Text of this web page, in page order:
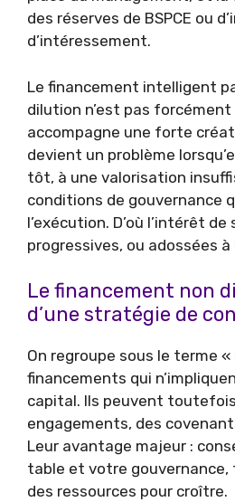
des réserves de BSPCE ou
d’intéressement.
Le financement intelligent
dilution n’est pas forcément
accompagne une forte
devient un problème
tôt, à une valorisation
conditions de gouvernance
l’exécution. D’où l’intérêt
progressives, ou adossées
Le financement non
d’une stratégie de
On regroupe sous le terme
financements qui
capital. Ils peuvent
engagements, des
Leur avantage majeur :
table et votre
des ressources pour croître.